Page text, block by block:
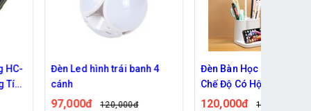
Đèn Led hình trái banh 4
cánh
97,000đ 120,000đ
Đèn Bàn Học P9 800LUX 3
Chế Độ Có Hộc Đựng Bút
120,000đ 154,000đ